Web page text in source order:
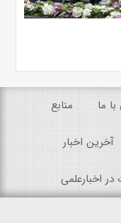
ما منابع
آخرین اخبار
در اخبارعلمی